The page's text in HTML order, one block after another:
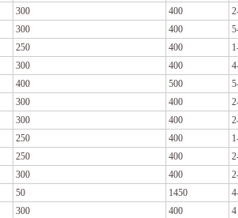
300 400
300 400
250 400
300 400
400 500
300 400
300 400
250 400
250 400
300 400
50 1450
300 400
4